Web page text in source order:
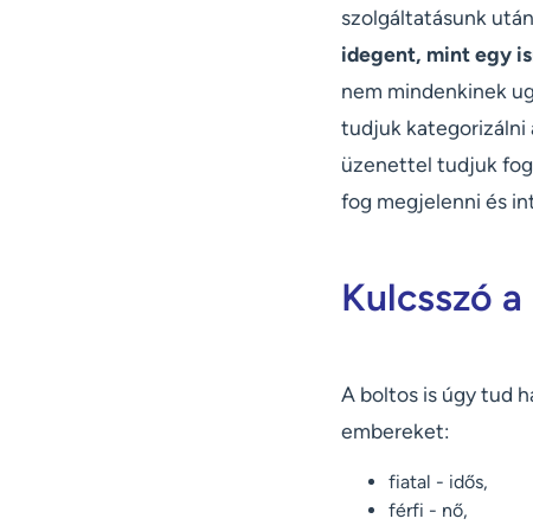
szolgáltatásunk
idegent, mint egy
nem mindenkinek
tudjuk kategorizálni
üzenettel tudjuk
fog megjelenni és
Kulcsszó
A boltos is úgy tud
embereket:
fiatal - idős,
férfi - nő,